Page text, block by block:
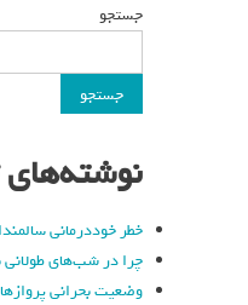
جستجو
جستجو
نوشته‌های
خطر خوددرمانی
چرا در شب‌های
وضعیت بحرانی